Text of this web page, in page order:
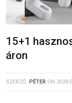
15+1
áron
SZERZŐ: PÉTER ON 2020-